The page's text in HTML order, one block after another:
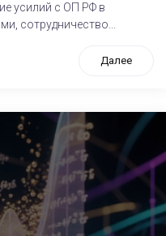
усилий с ОП РФ в
сотрудничество...
Далее